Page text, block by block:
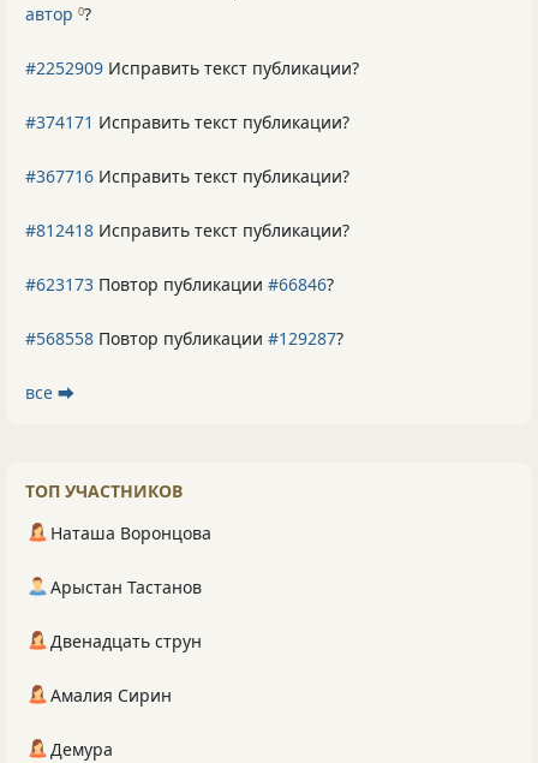
автор 0?
#2252909 Исправить текст публикации?
#374171 Исправить текст публикации?
#367716 Исправить текст публикации?
#812418 Исправить текст публикации?
#623173 Повтор публикации #66846?
#568558 Повтор публикации #129287?
все ⮕
ТОП УЧАСТНИКОВ
Наташа Воронцова
Арыстан Тастанов
Двенадцать струн
Амалия Сирин
Демура